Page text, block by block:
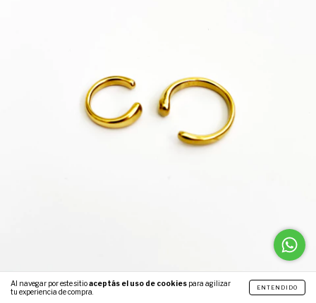
Al navegar por este sitioaceptás el uso de cookies para agilizar
tu experiencia de compra.
ENTENDIDO
SET EAR CUFF